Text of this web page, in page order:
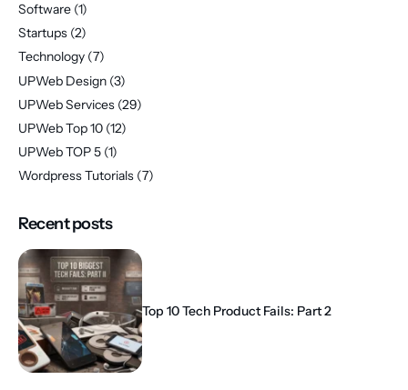
Software (1)
Startups (2)
Technology (7)
UPWeb Design (3)
UPWeb Services (29)
UPWeb Top 10 (12)
UPWeb TOP 5 (1)
Wordpress Tutorials (7)
Recent posts
Top 10 Tech Product Fails: Part 2